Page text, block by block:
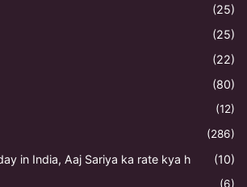
(25)
(25)
(22)
(80)
(12)
(286)
in India, Aaj Sariya ka rate kya h (10)
(6)